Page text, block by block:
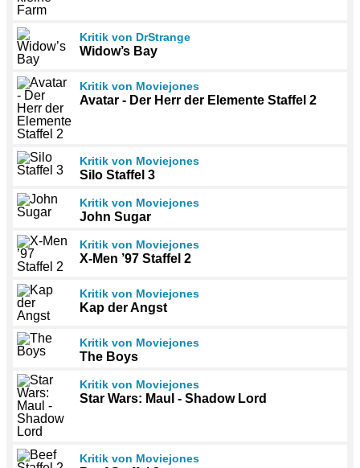
Kritik von DrStrange
Widow’s Bay
Kritik von Moviejones
Avatar - Der Herr der Elemente Staffel 2
Kritik von Moviejones
Silo Staffel 3
Kritik von Moviejones
John Sugar
Kritik von Moviejones
X-Men ’97 Staffel 2
Kritik von Moviejones
Kap der Angst
Kritik von Moviejones
The Boys
Kritik von Moviejones
Star Wars: Maul - Shadow Lord
Kritik von Moviejones